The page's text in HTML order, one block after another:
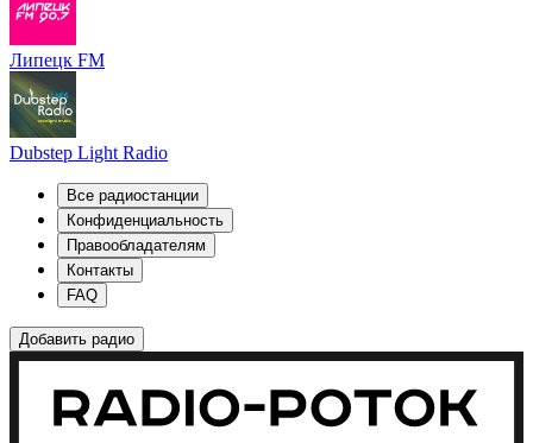
Липецк FM
Dubstep Light Radio
Все радиостанции
Конфиденциальность
Правообладателям
Контакты
FAQ
Добавить радио